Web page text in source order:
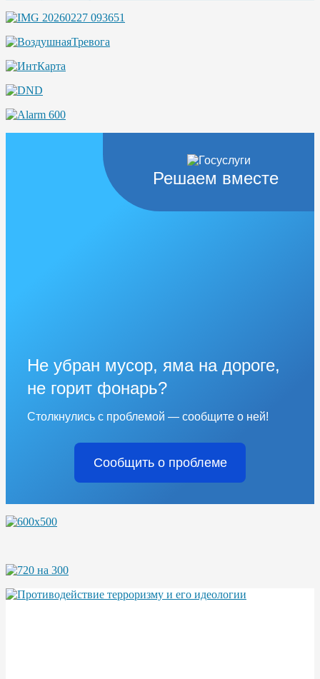
Решаем вместе
Не убран мусор, яма на дороге,
не горит фонарь?
Столкнулись с проблемой — сообщите о ней!
Сообщить о проблеме